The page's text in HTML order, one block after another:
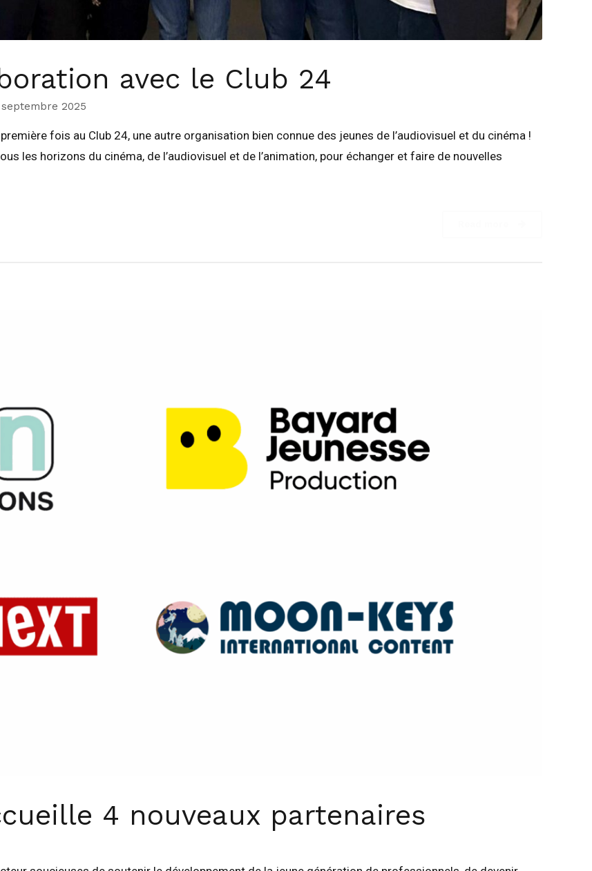
avec le Club 24
septembre 2025
fois au Club 24, une autre organisation bien connue des jeunes de l’audiovisuel et du cinéma !
les horizons du cinéma, de l’audiovisuel et de l’animation, pour échanger et faire de nouvelles
4 nouveaux partenaires